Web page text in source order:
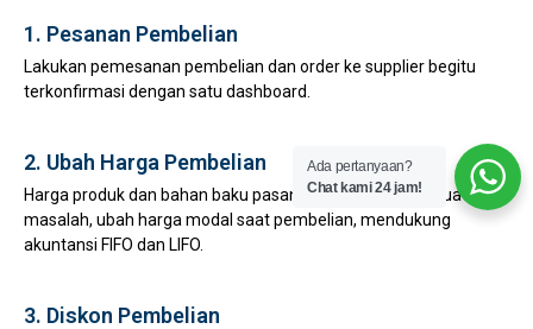
1. Pesanan Pembelian
Lakukan pemesanan pembelian dan order ke supplier begitu
terkonfirmasi dengan satu dashboard.
2. Ubah Harga Pembelian
Harga produk dan bahan baku pasang surut bukan lagi suatu
masalah, ubah harga modal saat pembelian, mendukung
akuntansi FIFO dan LIFO.
3. Diskon Pembelian
Ada pertanyaan?
Chat kami 24 jam!